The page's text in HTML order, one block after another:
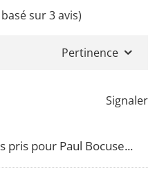
basé sur 3 avis)
Pertinence
Signaler
pris pour Paul Bocuse...